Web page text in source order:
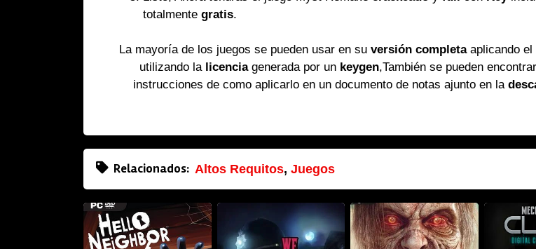
totalmente gratis.
La mayoría de los juegos se pueden usar en suversión completaaplicando el
utilizando la licenciagenerada por un keygen,También se pueden
instrucciones de como aplicarlo en un documento de notas ajunto en la
Relacionados: Altos Requitos, Juegos